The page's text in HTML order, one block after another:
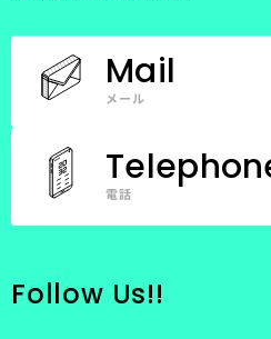
Mail
メール
電話
Follow Us!!